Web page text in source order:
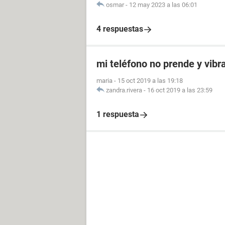
osmar - 12 may 2023 a las 06:01
4 respuestas
mi teléfono no prende y
maria - 15 oct 2019 a las 19:18
zandra.rivera - 16 oct 2019 a las 23:59
1 respuesta